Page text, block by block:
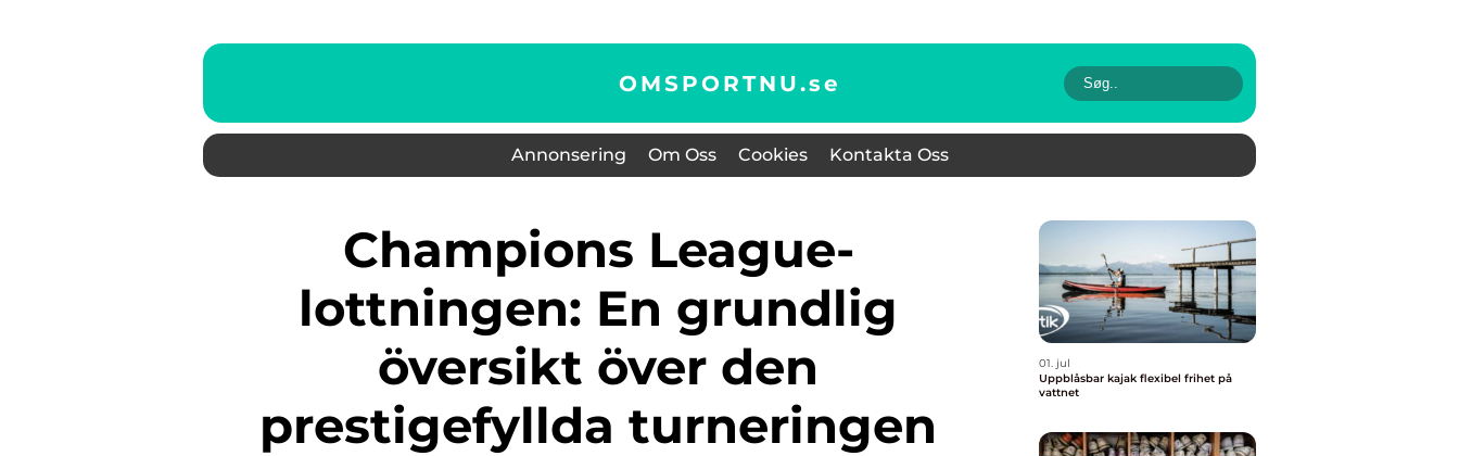
OMSPORTNU.se
Annonsering Om Oss Cookies Kontakta Oss
Champions League-
lottningen: En grundlig
översikt över den
prestigefyllda turneringen
01. jul
Uppblåsbar kajak flexibel frihet på
vattnet